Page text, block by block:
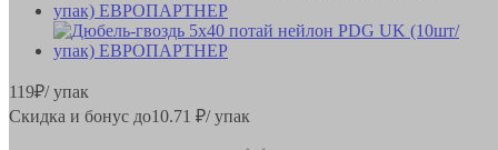
119₽/ упак
Скидка и бонус до10.71 ₽/ упак